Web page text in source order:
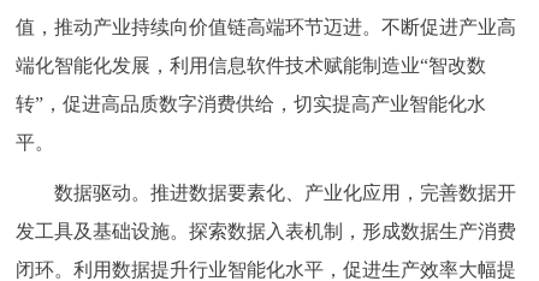
值，推动产业持续向价值链高端环节迈进。不断促进产业高
端化智能化发展，利用信息软件技术赋能制造业“智改数
转”，促进高品质数字消费供给，切实提高产业智能化水
平。
数据驱动。推进数据要素化、产业化应用，完善数据开
发工具及基础设施。探索数据入表机制，形成数据生产消费
闭环。利用数据提升行业智能化水平，促进生产效率大幅提